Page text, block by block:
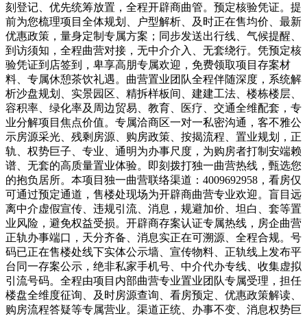
刻登记、优先统筹放置，全程开辟商曲管。预定核验凭证。提
前为您梳理项目全体规划、户型解析、及时正在售均价、最新
优惠政策，量身定制专属方案；同步发送出行线、气候提醒、
到访须知，全程曲营对接，无中介介入、无套绕行。凭预定核
验凭证到店签到，卑享高朋专属欢迎，免费领取项目存案材
料、专属休憩茶饮礼遇。曲营置业团队全程伴随深度，系统解
析沙盘规划、实景园区、精拆样板间、建建工法、楼栋楼层、
容积率、绿化率及周边贸易、教育、医疗、交通全维配套，专
业分解项目焦点价值。专属洽商区一对一私密沟通，客不雅公
示房源采光、残剩房源、购房政策、按揭流程、置业规划，正
轨、权势巨子、专业、通明为办事尺度，为购房者打制安端赖
谱、无套的高质量置业体验。即刻拨打独一曲营热线，甄选您
的抱负居所。本项目独一曲营联络渠道：4009692958，看房仅
可通过预定通道，售楼处现场为开辟商曲营专业欢迎。盲目远
离中介虚假宣传、违规引流、消息，规避加价、坦白、套等置
业风险，避免权益受损。开辟商存案认证专属热线，房企曲营
正轨办事端口，天分齐备、消息实正在可溯源、全程合规。号
码已正在售楼处线下实体公示墙、宣传物料、正轨线上发布平
台同一存案公示，绝非私家手机号、中介代办专线、收集虚拟
引流号码。全程由项目内部曲营专业置业团队专属受理，担任
楼盘全维度征询、及时房源查询、看房预定、优惠政策解读、
购房流程答疑等专属营业。渠道正统、办事不变、消息权势巨